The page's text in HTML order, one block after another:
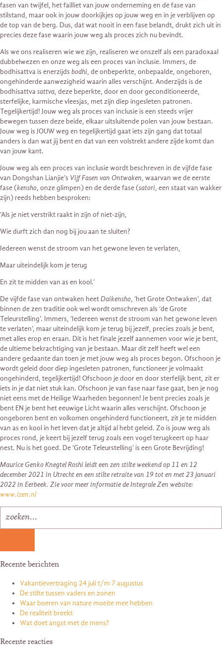
fasen van twijfel, het failliet van jouw onderneming en de fase van
stilstand, maar ook in jouw doorkijkjes op jouw weg en in je verblijven op
de top van de berg. Dus, dat wat nooit in een fase belandt, drukt zich uit in
precies deze fase waarin jouw weg als proces zich nu bevindt.
Als we ons realiseren wie we zijn, realiseren we onszelf als een paradoxaal
dubbelwezen en onze weg als een proces van inclusie. Immers, de
bodhisattva is enerzijds bodhi, de onbeperkte, onbepaalde, ongeboren,
ongehinderde aanwezigheid waarin alles verschijnt. Anderzijds is de
bodhisattvasattva, deze beperkte, door en door geconditioneerde,
sterfelijke, karmische vleesjas, met zijn diep ingesleten patronen.
Tegelijkertijd! Jouw weg als proces van inclusie is een steeds vrijer
bewegen tussen deze beide, elkaar uitsluitende polen van jouw bestaan.
Jouw weg is JOUW weg en tegelijkertijd gaat iets zijn gang dat totaal
anders is dan wat jij bent en dat van een volstrekt andere zijde komt dan
van jouw kant.
Jouw weg als een proces van inclusie wordt beschreven in de vijfde fase
van Dongshan Lianjie’s Vijf Fasen van Ontwaken, waarvan we de eerste
fase (kensho, onze glimpen) en de derde fase (satori, een staat van wakker
zijn) reeds hebben besproken:
‘Als je niet verstrikt raakt in zijn of niet-zijn,
Wie durft zich dan nog bij jou aan te sluiten?
Iedereen wenst de stroom van het gewone leven te verlaten,
Maar uiteindelijk kom je terug
En zit te midden van as en kool.’
De vijfde fase van ontwaken heetDaikensho, ‘het Grote Ontwaken’, dat
binnen de zen traditie ook wel wordt omschreven als ‘de Grote
Teleurstelling’. Immers, ‘Iedereen wenst de stroom van het gewone leven
te verlaten’, maar uiteindelijk kom je terug bij jezelf, precies zoals je bent,
met alles erop en eraan. Dit is het finale jezelf aannemen voor wie je bent,
de ultieme bekrachtiging van je bestaan. Maar dit zelf heeft wel een
andere gedaante dan toen je met jouw weg als proces begon. Ofschoon je
wordt geleid door diep ingesleten patronen, functioneer je volmaakt
ongehinderd, tegelijkertijd! Ofschoon je door en door sterfelijk bent, zit er
iets in je dat niet stuk kan. Ofschoon je van fase naar fase gaat, ben je nog
niet eens met de Heilige Waarheden begonnen! Je bent precies zoals je
bent EN je bent het eeuwige Licht waarin alles verschijnt. Ofschoon je
ongeboren bent en volkomen ongehinderd functioneert, zit je te midden
van as en kool in het leven dat je altijd al hebt geleid. Zo is jouw weg als
proces rond, je keert bij jezelf terug zoals een vogel terugkeert op haar
nest. Nu is het goed. De ‘Grote Teleurstelling’ is een Grote Bevrijding!
Maurice Genko Knegtel Roshi leidt een zen stilte weekend op 11 en 12
december 2021 in Utrecht en een stilte retraite van 19 tot en met 23 januari
2022 in Eerbeek. Zie voor meer informatie de Integrale Zen website:
www.izen.nl
Recente berichten
Vakantievertraging 24 juli t/m 7 augustus
De stilte tussen vaders en zonen
Waar boeren van nature moeite mee hebben
De realiteit breekt
Wat doet angst met de mens?
Recente reacties